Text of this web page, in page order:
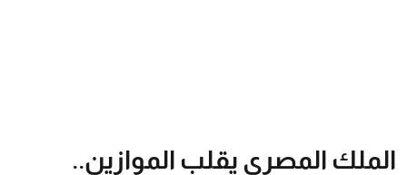
الملك المصري يقلب الموازين..